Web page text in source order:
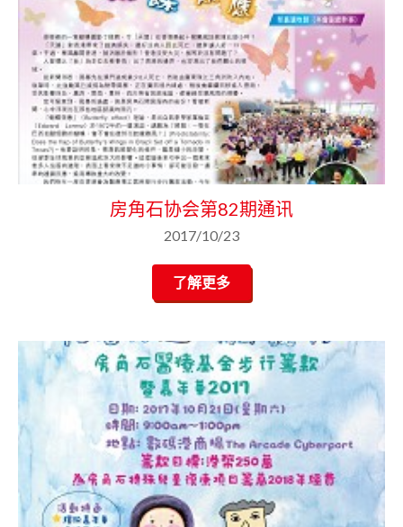
房角石协会第82期通讯
2017/10/23
了解更多